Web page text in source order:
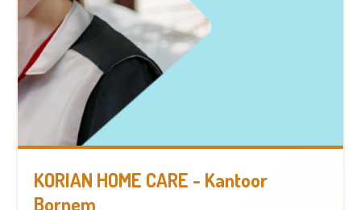
KORIAN HOME CARE - Kantoor
Bornem